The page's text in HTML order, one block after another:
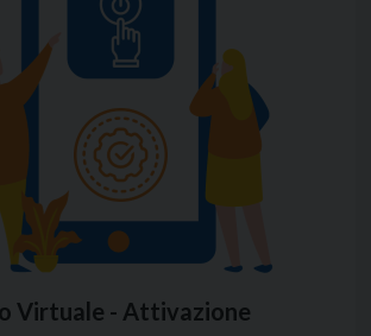
Virtuale - Attivazione